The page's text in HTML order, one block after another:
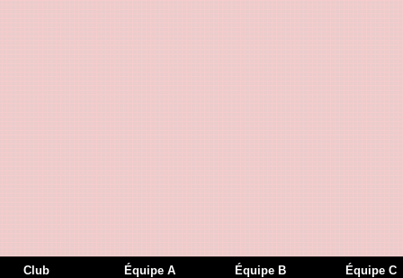
Club Équipe A Équipe B Équipe C